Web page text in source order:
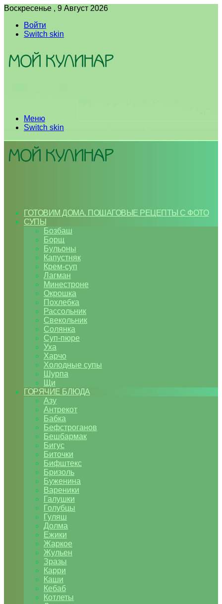
Воскресенье , 9 Август 2026
Войти
Switch skin
Меню
Switch skin
ГОТОВИМ ДОМА. ПОШАГОВЫЕ РЕЦЕПТЫ С ФОТО
СУПЫ
Бозбаш
Борщ
Бульоны
Капустняк
Крем-суп
Лагман
Минестроне
Окрошка
Похлебка
Рассольник
Свекольник
Солянка
Суп-пюре
Уха
Харчо
Холодные супы
Шурпа
Щи
ГОРЯЧИЕ БЛЮДА
Азу
Антрекот
Бабка
Бефстроганов
Бешбармак
Бигус
Биточки
Бифштекс
Бризоль
Буженина
Вареники
Галушки
Голубцы
Гуляш
Долма
Ежики
Жаркое
Жульен
Зразы
Карри
Каши
Кебаб
Котлеты